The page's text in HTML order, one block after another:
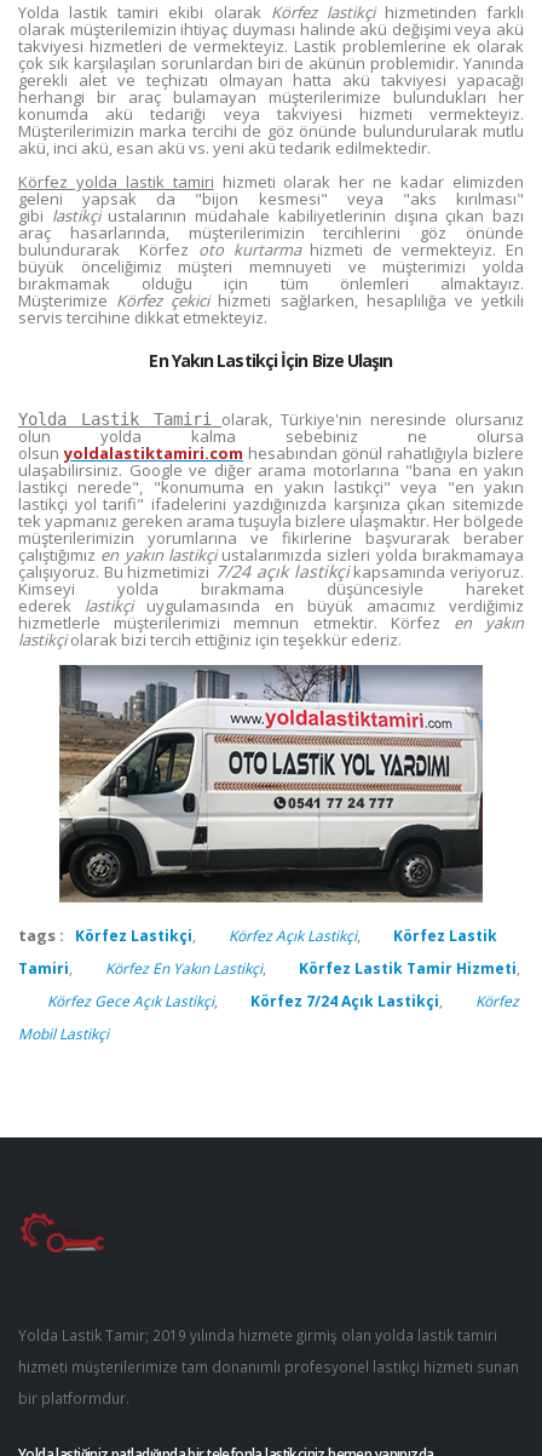
Yolda lastik tamiri ekibi olarak Körfez lastikçihizmetinden farklı
olarak müşterilemizin ihtiyaç duyması halinde akü değişimi veya akü
takviyesi hizmetleri de vermekteyiz. Lastik problemlerine ek olarak
çok sık karşılaşılan sorunlardan biri de akünün problemidir. Yanında
gerekli alet ve teçhizatı olmayan hatta akü takviyesi yapacağı
herhangi bir araç bulamayan müşterilerimize bulundukları her
konumda akü tedariği veya takviyesi hizmeti vermekteyiz.
Müşterilerimizin marka tercihi de göz önünde bulundurularak mutlu
akü, inci akü, esan akü vs. yeni akü tedarik edilmektedir.
Körfez yolda lastik tamiri hizmeti olarak her ne kadar elimizden
geleni yapsak da "bijon kesmesi" veya "aks kırılması"
gibi lastikçi ustalarının müdahale kabiliyetlerinin dışına çıkan bazı
araç hasarlarında, müşterilerimizin tercihlerini göz önünde
bulundurarak Körfez oto kurtarmahizmeti de vermekteyiz. En
büyük önceliğimiz müşteri memnuyeti ve müşterimizi yolda
bırakmamak olduğu için tüm önlemleri almaktayız.
Müşterimize Körfez çekicihizmeti sağlarken, hesaplılığa ve yetkili
servis tercihine dikkat etmekteyiz.
En Yakın Lastikçi İçin Bize Ulaşın
Yolda Lastik Tamiri olarak, Türkiye'nin neresinde olursanız
olun yolda kalma sebebiniz ne olursa
olsunyoldalastiktamiri.com hesabından gönül rahatlığıyla bizlere
ulaşabilirsiniz. Google ve diğer arama motorlarına "bana en yakın
lastikçi nerede", "konumuma en yakın lastikçi" veya "en yakın
lastikçi yol tarifi" ifadelerini yazdığınızda karşınıza çıkan sitemizde
tek yapmanız gereken arama tuşuyla bizlere ulaşmaktır. Her bölgede
müşterilerimizin yorumlarına ve fikirlerine başvurarak beraber
çalıştığımız en yakın lastikçiustalarımızda sizleri yolda bırakmamaya
çalışıyoruz. Bu hizmetimizi 7/24 açık lastikçikapsamında veriyoruz.
Kimseyi yolda bırakmama düşüncesiyle hareket
ederek lastikçi uygulamasında en büyük amacımız verdiğimiz
hizmetlerle müşterilerimizi memnun etmektir. Körfez en yakın
lastikçiolarak bizi tercih ettiğiniz için teşekkür ederiz.
tags : Körfez Lastikçi, Körfez Açık Lastikçi, Körfez Lastik
Tamiri, Körfez En Yakın Lastikçi, Körfez Lastik Tamir Hizmeti,
Körfez Gece Açık Lastikçi, Körfez 7/24 Açık Lastikçi, Körfez
Mobil Lastikçi
Yolda Lastik Tamir; 2019 yılında hizmete girmiş olan yolda lastik tamiri
hizmeti müşterilerimize tam donanımlı profesyonel lastikçi hizmeti sunan
bir platformdur.